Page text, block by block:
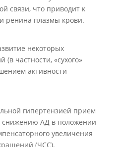
связи, что приводит к
ренина плазмы крови.
некоторых
частности, «сухого»
активности
гипертензией прием
снижению АД в положении
увеличения
(ЧСС).